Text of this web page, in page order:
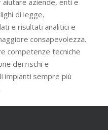
di legge,
e risultati analitici e
consapevolezza.
competenze tecniche
dei rischi e
impianti sempre più